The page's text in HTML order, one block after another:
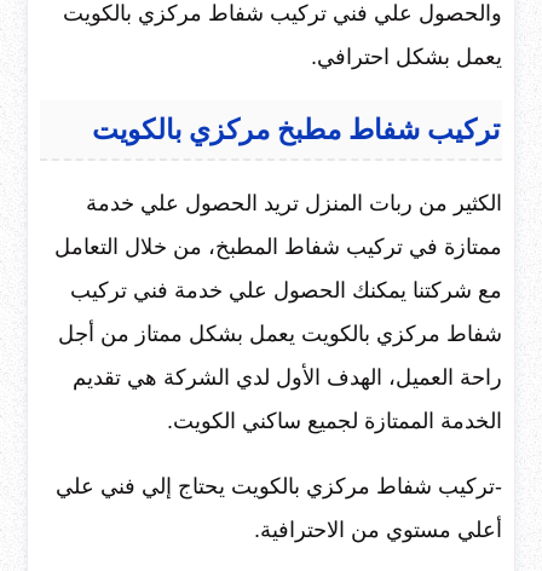
والحصول علي فني تركيب شفاط مركزي بالكويت
يعمل بشكل احترافي.
تركيب شفاط مطبخ مركزي بالكويت
الكثير من ربات المنزل تريد الحصول علي خدمة
ممتازة في تركيب شفاط المطبخ، من خلال التعامل
مع شركتنا يمكنك الحصول علي خدمة فني تركيب
شفاط مركزي بالكويت يعمل بشكل ممتاز من أجل
راحة العميل، الهدف الأول لدي الشركة هي تقديم
الخدمة الممتازة لجميع ساكني الكويت.
-تركيب شفاط مركزي بالكويت يحتاج إلي فني علي
أعلي مستوي من الاحترافية.